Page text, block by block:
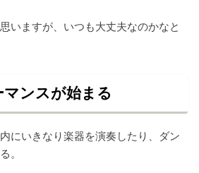
いますが、いつも大丈夫なのかなと
ンスが始まる
にいきなり楽器を演奏したり、ダン
。